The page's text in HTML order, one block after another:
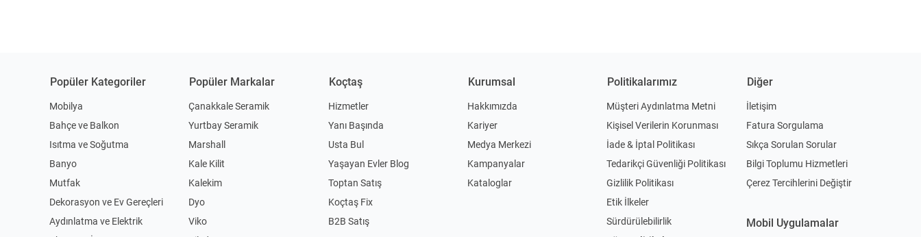
Popüler Kategoriler
Mobilya
Bahçe ve Balkon
Isıtma ve Soğutma
Banyo
Mutfak
Dekorasyon ve Ev Gereçleri
Aydınlatma ve Elektrik
Popüler Markalar
Çanakkale Seramik
Yurtbay Seramik
Marshall
Kale Kilit
Kalekim
Dyo
Viko
Koçtaş
Hizmetler
Yanı Başında
Usta Bul
Yaşayan Evler Blog
Toptan Satış
Koçtaş Fix
B2B Satış
Kurumsal
Hakkımızda
Kariyer
Medya Merkezi
Kampanyalar
Kataloglar
Politikalarımız
Müşteri Aydınlatma Metni
Kişisel Verilerin Korunması
İade & İptal Politikası
Tedarikçi Güvenliği Politikası
Gizlilik Politikası
Etik İlkeler
Sürdürülebilirlik
Diğer
İletişim
Fatura Sorgulama
Sıkça Sorulan Sorular
Bilgi Toplumu Hizmetleri
Çerez Tercihlerini Değiştir
Mobil Uygulamalar